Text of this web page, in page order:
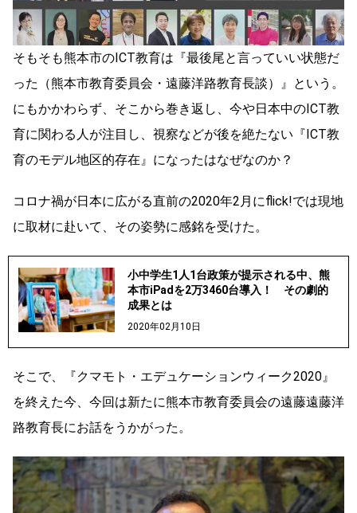
そもそも熊本市のICT教育は『最後尾と言っていい状態だ
った（熊本市教育委員会・遠藤洋路教育長談）』という。
にもかかわらず、そこから巻き返し、今や日本中のICT教
育に関わる人が注目し、視察などが後を絶たない『ICT教
育のモデル地区的存在』になったはなぜなのか？
コロナ禍が日本に広がる直前の2020年2月にflick!では現地
に取材に赴いて、その姿勢に感銘を受けた。
小中学生1人1台政策が提示される中、熊
本市iPadを2万3460台導入！ その劇的
成果とは
2020年02月10日
そこで、『クマモト・エデュケーションウィーク2020』
を終えた今、今回は新たに熊本市教育委員会の遠藤遠藤洋
路教育長にお話をうかがった。